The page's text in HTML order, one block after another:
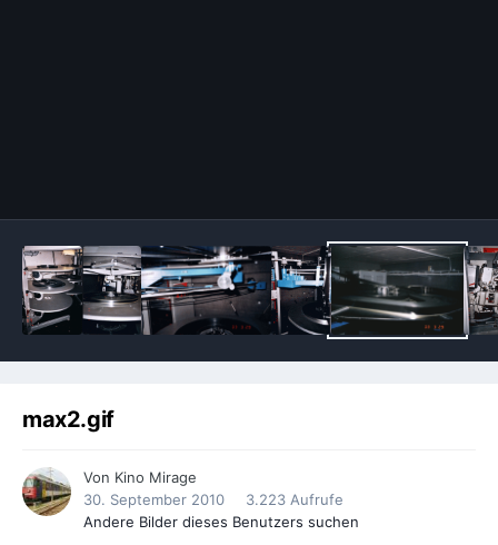
max2.gif
Von Kino Mirage
30. September 2010
3.223 Aufrufe
Andere Bilder dieses Benutzers suchen